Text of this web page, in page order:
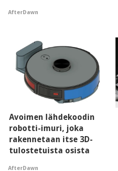
AfterDawn
Avoimen lähdekoodin
robotti-imuri, joka
rakennetaan itse 3D-
tulostetuista osista
AfterDawn